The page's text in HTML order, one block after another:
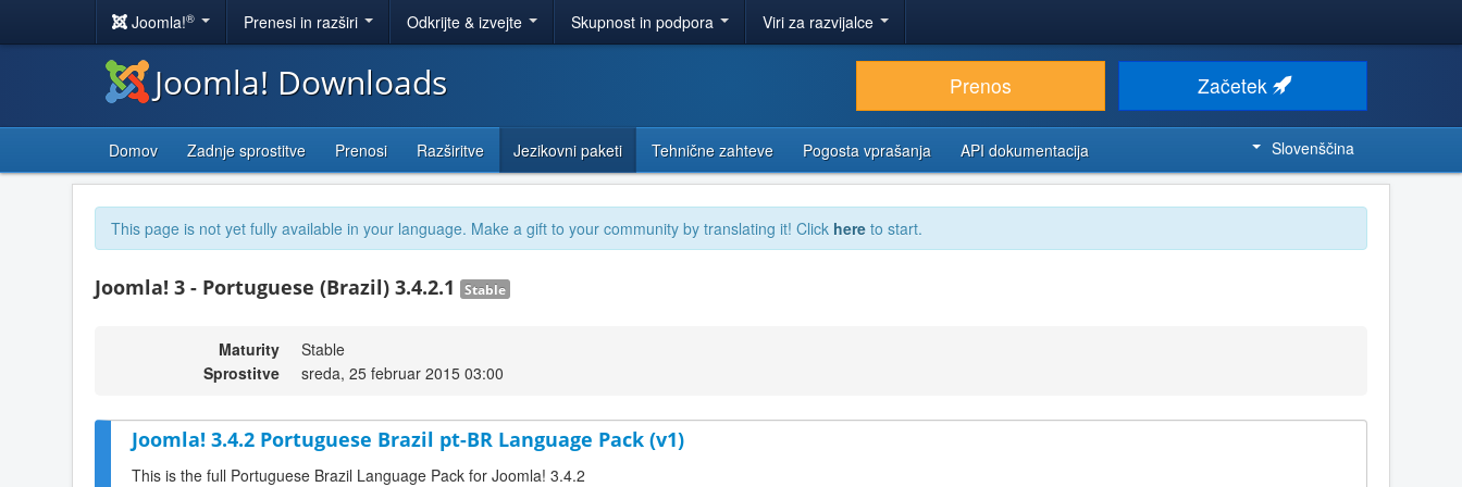
Joomla!® Prenesi in razširi Odkrijte & izvejte Skupnost in podpora Viri za razvijalce
Joomla! Downloads Prenos Začetek
Domov Zadnje sprostitve Prenosi Razširitve Jezikovni paketi Tehnične zahteve Pogosta vprašanja API dokumentacija Slovenščina
This page is not yet fully available in your language. Make a gift to your community by translating it! Click here to start.
Joomla! 3 - Portuguese (Brazil) 3.4.2.1 Stable
Maturity
Stable
Sprostitve
sreda, 25 februar 2015 03:00
Joomla! 3.4.2 Portuguese Brazil pt-BR Language Pack (v1)
This is the full Portuguese Brazil Language Pack for Joomla! 3.4.2